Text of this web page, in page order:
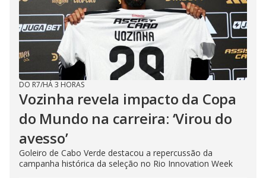
DO R7/HÁ 3 HORAS
Vozinha revela impacto da Copa
do Mundo na carreira: ‘Virou do
avesso’
Goleiro de Cabo Verde destacou a repercussão da
campanha histórica da seleção no Rio Innovation Week